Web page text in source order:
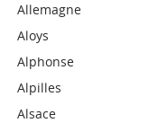
Allemagne
Aloys
Alphonse
Alpilles
Alsace